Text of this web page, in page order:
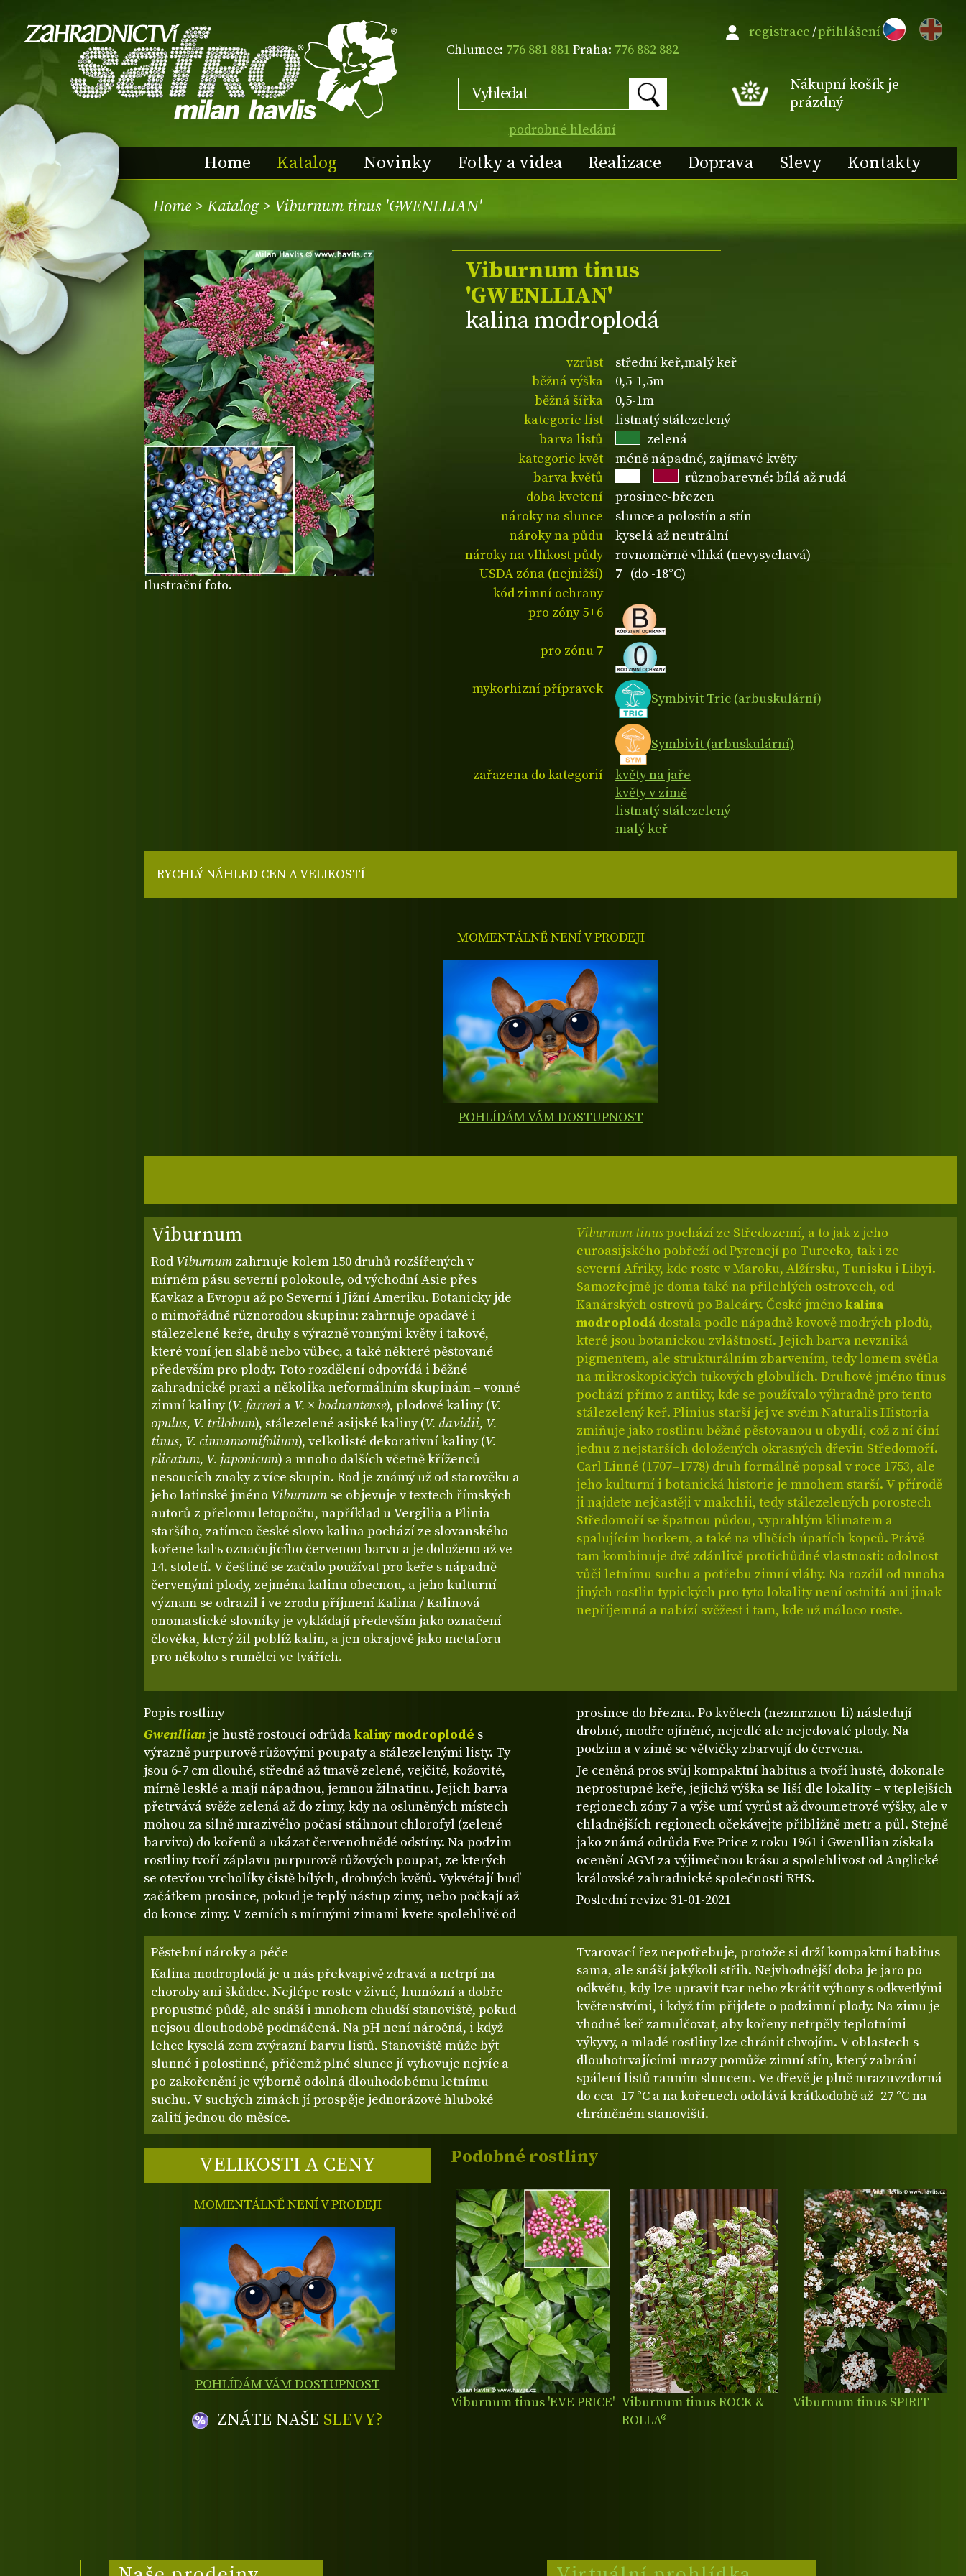
Chlumec: 776 881 881Praha: 776 882 882
podrobné hledání
EN
Nákupní košík je
prázdný
Home Katalog Novinky Fotky a videa Realizace Doprava Slevy Kontakty
registrace/přihlášení
Home > Katalog> Viburnum tinus 'GWENLLIAN'
Ilustrační foto.
Viburnum tinus
'GWENLLIAN'
kalina modroplodá
vzrůst
střední keř,malý keř
běžná výška
0,5-1,5m
běžná šířka
0,5-1m
kategorie list
listnatý stálezelený
barva listů
zelená
kategorie květ
méně nápadné, zajímavé květy
barva květů
různobarevné: bílá až rudá
doba kvetení
prosinec-březen
nároky na slunce
slunce a polostín a stín
nároky na půdu
kyselá až neutrální
nároky na vlhkost půdy
rovnoměrně vlhká (nevysychavá)
USDA zóna (nejnižší)
7 (do -18°C)
kód zimní ochrany
pro zóny 5+6
pro zónu 7
mykorhizní přípravek
Symbivit Tric (arbuskulární)
Symbivit (arbuskulární)
zařazena do kategorií
květy na jaře
květy v zimě
listnatý stálezelený
malý keř
Viburnum
RodViburnum zahrnuje kolem 150 druhů rozšířených v
mírném pásu severní polokoule, od východní Asie přes
Kavkaz a Evropu až po Severní i Jižní Ameriku. Botanicky jde
o mimořádně různorodou skupinu: zahrnuje opadavé i
stálezelené keře, druhy s výrazně vonnými květy i takové,
které voní jen slabě nebo vůbec, a také některé pěstované
především pro plody. Toto rozdělení odpovídá i běžné
zahradnické praxi a několika neformálním skupinám – vonné
zimní kaliny (V. farreri a V. × bodnantense), plodové kaliny (V.
opulus, V. trilobum), stálezelené asijské kaliny (V. davidii, V.
tinus, V. cinnamomifolium), velkolisté dekorativní kaliny (V.
plicatum, V. japonicum) a mnoho dalších včetně kříženců
nesoucích znaky z více skupin. Rod je známý už od starověku a
jeho latinské jméno Viburnum se objevuje v textech římských
autorů z přelomu letopočtu, například u Vergilia a Plinia
staršího, zatímco české slovo kalina pochází ze slovanského
kořene kalъ označujícího červenou barvu a je doloženo až ve
14. století. V češtině se začalo používat pro keře s nápadně
červenými plody, zejména kalinu obecnou, a jeho kulturní
význam se odrazil i ve zrodu příjmení Kalina / Kalinová –
onomastické slovníky je vykládají především jako označení
člověka, který žil poblíž kalin, a jen okrajově jako metaforu
pro někoho s rumělci ve tvářích.
Viburnum tinuspochází ze Středozemí, a to jak z jeho
euroasijského pobřeží od Pyrenejí po Turecko, tak i ze
severní Afriky, kde roste v Maroku, Alžírsku, Tunisku i Libyi.
Samozřejmě je doma také na přilehlých ostrovech, od
Kanárských ostrovů po Baleáry. České jménokalina
modroplodá dostala podle nápadně kovově modrých plodů,
které jsou botanickou zvláštností. Jejich barva nevzniká
pigmentem, ale strukturálním zbarvením, tedy lomem světla
na mikroskopických tukových globulích. Druhové jméno tinus
pochází přímo z antiky, kde se používalo výhradně pro tento
stálezelený keř. Plinius starší jej ve svém Naturalis Historia
zmiňuje jako rostlinu běžně pěstovanou u obydlí, což z ní činí
jednu z nejstarších doložených okrasných dřevin Středomoří.
Carl Linné (1707–1778) druh formálně popsal v roce 1753, ale
jeho kulturní i botanická historie je mnohem starší. V přírodě
ji najdete nejčastěji v makchii, tedy stálezelených porostech
Středomoří se špatnou půdou, vyprahlým klimatem a
spalujícím horkem, a také na vlhčích úpatích kopců. Právě
tam kombinuje dvě zdánlivě protichůdné vlastnosti: odolnost
vůči letnímu suchu a potřebu zimní vláhy. Na rozdíl od mnoha
jiných rostlin typických pro tyto lokality není ostnitá ani jinak
nepříjemná a nabízí svěžest i tam, kde už máloco roste.
Popis rostliny
Gwenllian je hustě rostoucí odrůdakaliny modroplodé s
výrazně purpurově růžovými poupaty a stálezelenými listy. Ty
jsou 6-7 cm dlouhé, středně až tmavě zelené, vejčité, kožovité,
mírně lesklé a mají nápadnou, jemnou žilnatinu. Jejich barva
přetrvává svěže zelená až do zimy, kdy na osluněných místech
mohou za silně mrazivého počasí stáhnout chlorofyl (zelené
barvivo) do kořenů a ukázat červenohnědé odstíny. Na podzim
rostliny tvoří záplavu purpurově růžových poupat, ze kterých
se otevřou vrcholíky čistě bílých, drobných květů. Vykvétají buď
začátkem prosince, pokud je teplý nástup zimy, nebo počkají až
do konce zimy. V zemích s mírnými zimami kvete spolehlivě od
prosince do března. Po květech (nezmrznou-li) následují
drobné, modře ojíněné, nejedlé ale nejedovaté plody. Na
podzim a v zimě se větvičky zbarvují do červena.
Je ceněná pros svůj kompaktní habitus a tvoří husté, dokonale
neprostupné keře, jejichž výška se liší dle lokality – v teplejších
regionech zóny 7 a výše umí vyrůst až dvoumetrové výšky, ale v
chladnějších regionech očekávejte přibližně metr a půl. Stejně
jako známá odrůda Eve Price z roku 1961 i Gwenllian získala
ocenění AGM za výjimečnou krásu a spolehlivost od Anglické
královské zahradnické společnosti RHS.
Poslední revize 31-01-2021
Pěstební nároky a péče
Kalina modroplodá je u nás překvapivě zdravá a netrpí na
choroby ani škůdce. Nejlépe roste v živné, humózní a dobře
propustné půdě, ale snáší i mnohem chudší stanoviště, pokud
nejsou dlouhodobě podmáčená. Na pH není náročná, i když
lehce kyselá zem zvýrazní barvu listů. Stanoviště může být
slunné i polostinné, přičemž plné slunce jí vyhovuje nejvíc a
po zakořenění je výborně odolná dlouhodobému letnímu
suchu. V suchých zimách jí prospěje jednorázové hluboké
zalití jednou do měsíce.
Tvarovací řez nepotřebuje, protože si drží kompaktní habitus
sama, ale snáší jakýkoli střih. Nejvhodnější doba je jaro po
odkvětu, kdy lze upravit tvar nebo zkrátit výhony s odkvetlými
květenstvími, i když tím přijdete o podzimní plody. Na zimu je
vhodné keř zamulčovat, aby kořeny netrpěly teplotními
výkyvy, a mladé rostliny lze chránit chvojím. V oblastech s
dlouhotrvajícími mrazy pomůže zimní stín, který zabrání
spálení listů ranním sluncem. Ve dřevě je plně mrazuvzdorná
do cca -17 °C a na kořenech odolává krátkodobě až -27 °C na
chráněném stanovišti.
VELIKOSTI A CENY
MOMENTÁLNĚ NENÍ V PRODEJI
POHLÍDÁM VÁM DOSTUPNOST
ZNÁTE NAŠE SLEVY?
RYCHLÝ NÁHLED CEN A VELIKOSTÍ
MOMENTÁLNĚ NENÍ V PRODEJI
POHLÍDÁM VÁM DOSTUPNOST
Podobné rostliny
Viburnum tinus 'EVE PRICE' Viburnum tinus ROCK &
ROLLA®
Viburnum tinus SPIRIT